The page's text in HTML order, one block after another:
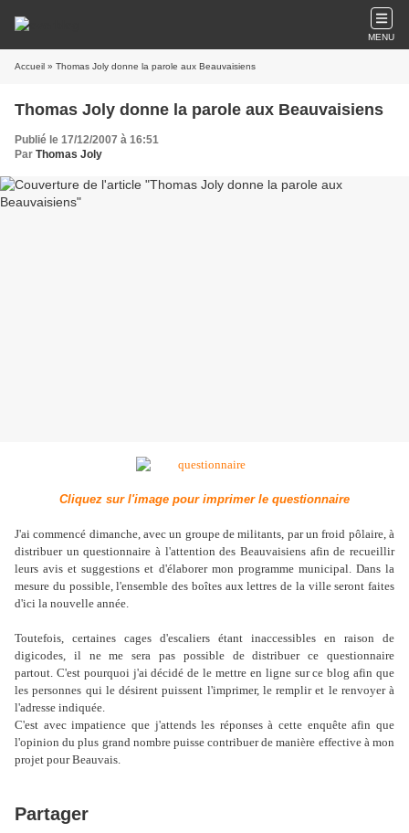
MENU
Accueil » Thomas Joly donne la parole aux Beauvaisiens
Thomas Joly donne la parole aux Beauvaisiens
Publié le 17/12/2007 à 16:51
Par Thomas Joly
Cliquez sur l'image pour imprimer le questionnaire
J'ai commencé dimanche, avec un groupe de militants, par un froid pôlaire, à
distribuer un questionnaire à l'attention des Beauvaisiens afin de recueillir
leurs avis et suggestions et d'élaborer mon programme municipal. Dans la
mesure du possible, l'ensemble des boîtes aux lettres de la ville seront faites
d'ici la nouvelle année.
Toutefois, certaines cages d'escaliers étant inaccessibles en raison de
digicodes, il ne me sera pas possible de distribuer ce questionnaire
partout. C'est pourquoi j'ai décidé de le mettre en ligne sur ce blog afin que
les personnes qui le désirent puissent l'imprimer, le remplir et le renvoyer à
l'adresse indiquée.
C'est avec impatience que j'attends les réponses à cette enquête afin que
l'opinion du plus grand nombre puisse contribuer de manière effective à mon
projet pour Beauvais.
Partager